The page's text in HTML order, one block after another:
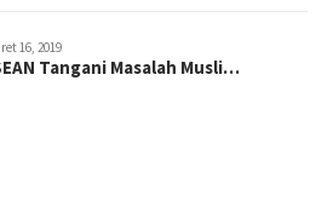
16, 2019
Tangani Masalah Musli…